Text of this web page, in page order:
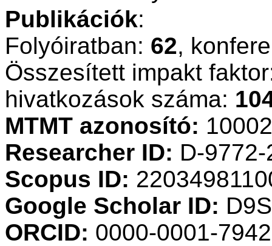
Publikációk:
Folyóiratban: 62,
Összesített impakt faktor
hivatkozások száma:
MTMT azonosító:
Researcher ID: D-
Scopus ID:
Google Scholar ID:
ORCID: 0000-0001-